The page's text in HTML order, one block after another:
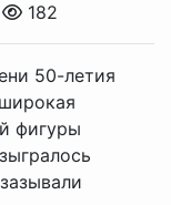
182
50-летия
фигуры